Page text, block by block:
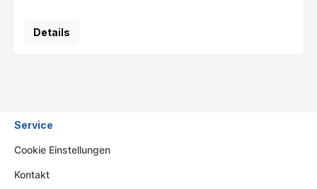
Details
Service
Cookie Einstellungen
Kontakt